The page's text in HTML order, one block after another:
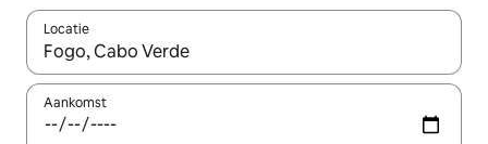
Locatie
Wanneer er suggesties beschikbaar zijn, maak je een keuze
Aankomst